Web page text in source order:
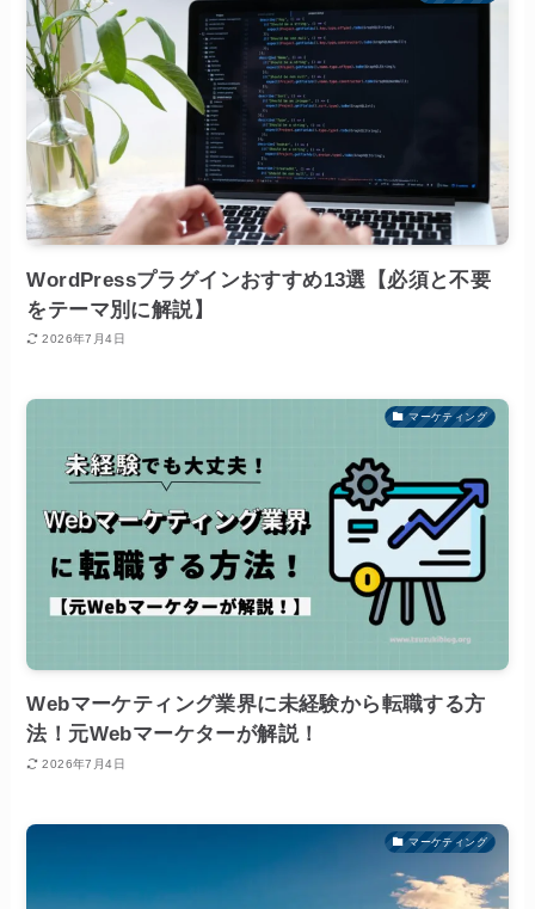
WordPressプラグインおすすめ13選【必須と不要
をテーマ別に解説】
2026年7月4日
マーケティング
Webマーケティング業界に未経験から転職する方
法！元Webマーケターが解説！
2026年7月4日
マーケティング